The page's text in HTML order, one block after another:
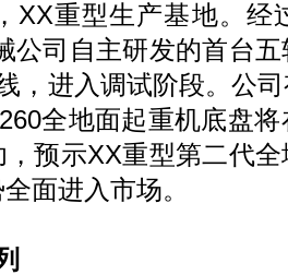
重型生产基地。经
公司自主研发的首台
，进入调试阶段。公
全地面起重机底盘
，预示XX重型第二代
面进入市场。